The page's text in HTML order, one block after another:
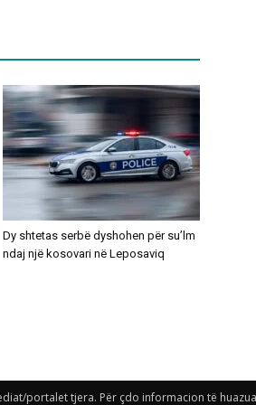
Dy shtetas serbë dyshohen për su’lm
ndaj një kosovari në Leposaviq
portalet tjera. Për çdo informacion të